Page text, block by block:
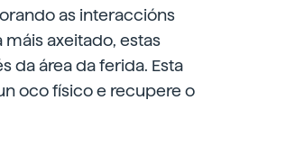
as interaccións
axeitado, estas
da área da ferida. Esta
oco físico e recupere o